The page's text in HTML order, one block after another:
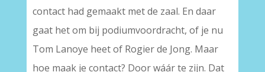
contact had gemaakt met de zaal. En daar
gaat het om bij podiumvoordracht, of je nu
Tom Lanoye heet of Rogier de Jong. Maar
hoe maak je contact? Door wáár te zijn. Dat